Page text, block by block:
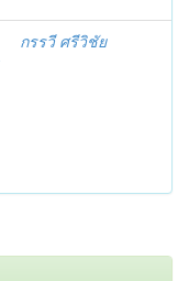
กรรวี ศรีวิชัย